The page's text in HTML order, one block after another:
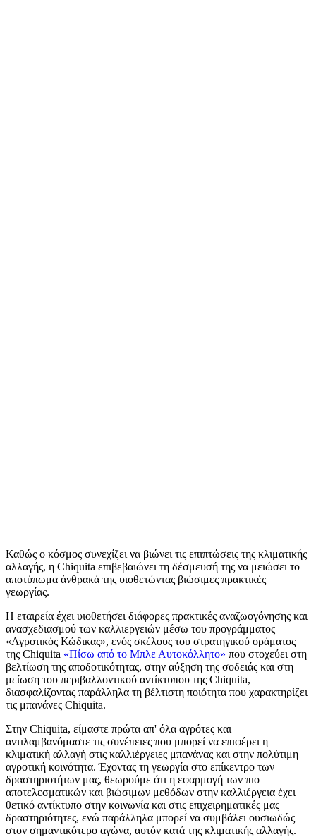
Καθώς ο κόσμος συνεχίζει να βιώνει τις επιπτώσεις της κλιματικής
αλλαγής, η Chiquita επιβεβαιώνει τη δέσμευσή της να μειώσει το
αποτύπωμα άνθρακά της υιοθετώντας βιώσιμες πρακτικές
γεωργίας.
Η εταιρεία έχει υιοθετήσει διάφορες πρακτικές αναζωογόνησης και
ανασχεδιασμού των καλλιεργειών μέσω του προγράμματος
«Αγροτικός Κώδικας», ενός σκέλους του στρατηγικού οράματος
της Chiquita «Πίσω από το Μπλε Αυτοκόλλητο» που στοχεύει στη
βελτίωση της αποδοτικότητας, στην αύξηση της σοδειάς και στη
μείωση του περιβαλλοντικού αντίκτυπου της Chiquita,
διασφαλίζοντας παράλληλα τη βέλτιστη ποιότητα που χαρακτηρίζει
τις μπανάνες Chiquita.
Στην Chiquita, είμαστε πρώτα απ' όλα αγρότες και
αντιλαμβανόμαστε τις συνέπειες που μπορεί να επιφέρει η
κλιματική αλλαγή στις καλλιέργειες μπανάνας και στην πολύτιμη
αγροτική κοινότητα. Έχοντας τη γεωργία στο επίκεντρο των
δραστηριοτήτων μας, θεωρούμε ότι η εφαρμογή των πιο
αποτελεσματικών και βιώσιμων μεθόδων στην καλλιέργεια έχει
θετικό αντίκτυπο στην κοινωνία και στις επιχειρηματικές μας
δραστηριότητες, ενώ παράλληλα μπορεί να συμβάλει ουσιωδώς
στον σημαντικότερο αγώνα, αυτόν κατά της κλιματικής αλλαγής.